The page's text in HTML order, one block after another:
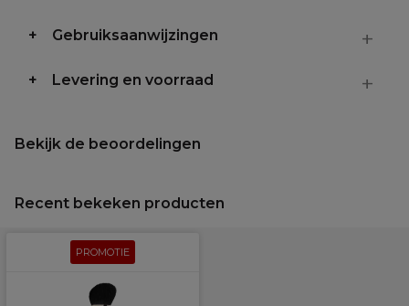
Gebruiksaanwijzingen
Levering en voorraad
Bekijk de beoordelingen
Recent bekeken producten
PROMOTIE